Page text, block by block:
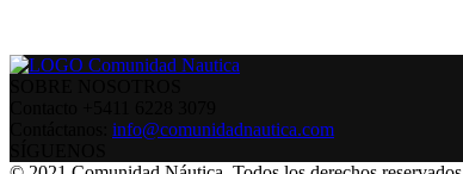
info@comunidadnautica.com